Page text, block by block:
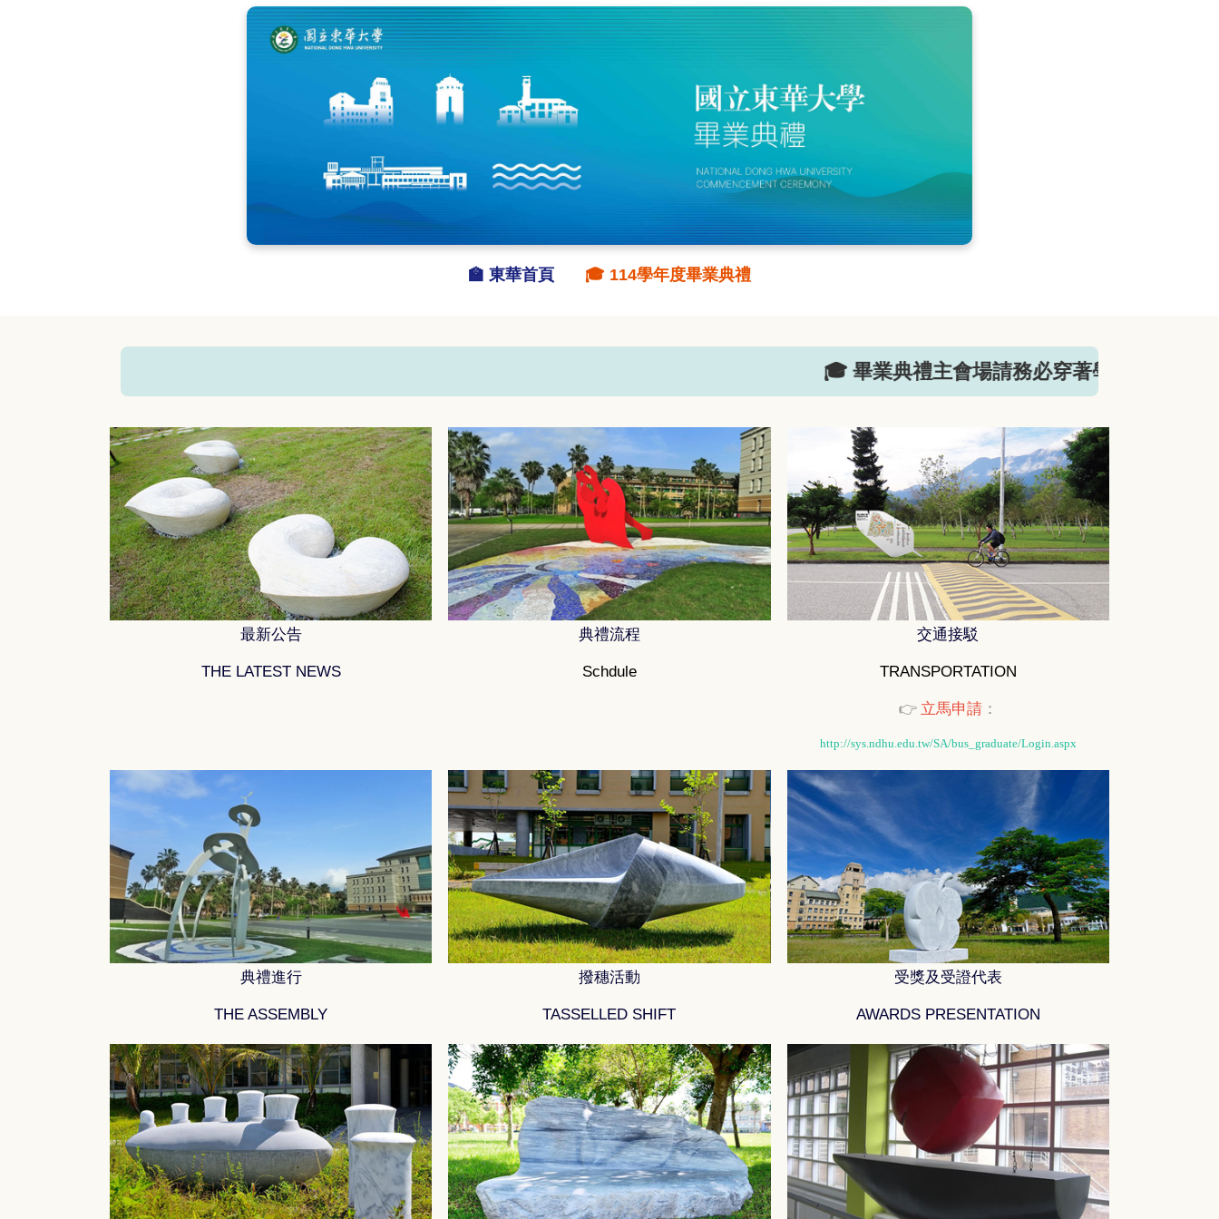
🏫 東華首頁 🎓 114學年度畢業典禮
🎓 畢業典禮主會場請務必穿著學位服！📌
最新公告
THE LATEST NEWS
典禮流程
Schdule
交通接駁
TRANSPORTATION
👉️ 立馬申請：
http://sys.ndhu.edu.tw/SA/bus_graduate/Login.aspx
典禮進行
THE ASSEMBLY
撥穗活動
TASSELLED SHIFT
受獎及受證代表
AWARDS PRESENTATION